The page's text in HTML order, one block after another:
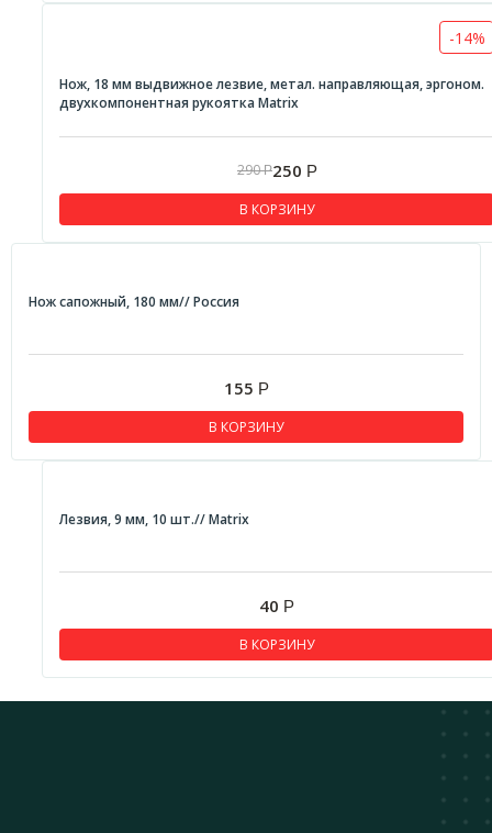
-14%
Нож, 18 мм выдвижное лезвие, метал. направляющая, эргоном.
двухкомпонентная рукоятка Matrix
290Р250 Р
В КОРЗИНУ
Нож сапожный, 180 мм// Россия
155 Р
В КОРЗИНУ
Лезвия, 9 мм, 10 шт.// Matrix
40 Р
В КОРЗИНУ